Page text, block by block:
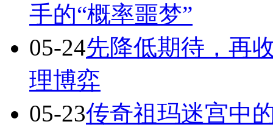
手的“概率噩梦”
05-24先降低期待，再
理博弈
05-23传奇祖玛迷宫中